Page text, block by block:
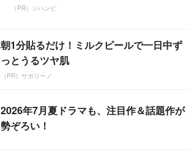
（PR）ジハンピ
朝1分貼るだけ！ミルクピールで一日中ず
っとうるツヤ肌
（PR）サボリーノ
2026年7月夏ドラマも、注目作＆話題作が
勢ぞろい！